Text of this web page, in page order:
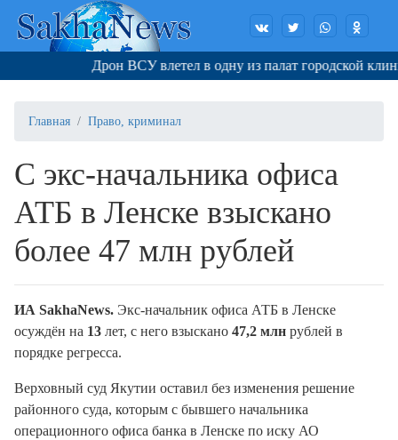
Дрон ВСУ влетел в одну из палат городской
Главная Право, криминал
С экс-начальника офиса
АТБ в Ленске взыскано
более 47 млн рублей
ИА SakhaNews. Экс-начальник офиса АТБ в Ленске
осуждён на 13 лет, с него взыскано 47,2 млн рублей в
порядке регресса.
Верховный суд Якутии оставил без изменения решение
районного суда, которым с бывшего начальника
операционного офиса банка в Ленске по иску АО